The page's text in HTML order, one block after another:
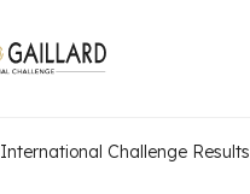
International Challenge Results